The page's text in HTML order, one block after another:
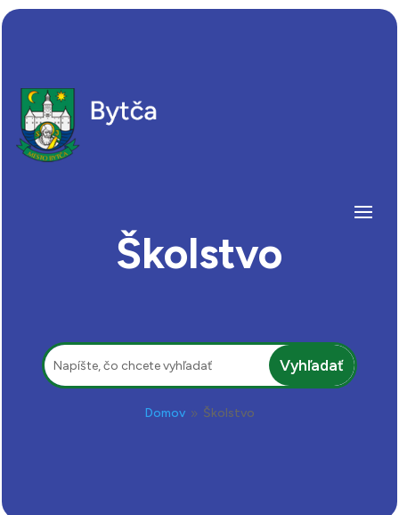
Školstvo
Hľadať:
Domov 9 Školstvo